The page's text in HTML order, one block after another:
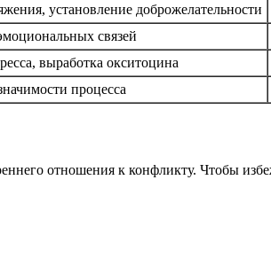
установление доброжелательности
связей
выработка окситоцина
процесса
отношения к конфликту. Чтобы